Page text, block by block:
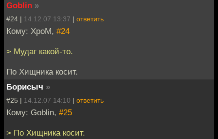
Goblin »
#24 | 14.12.07 13:37 | ответить
Кому: XpoM, #24
> Мудаг какой-то.
По Хищника косит.
Борисыч »
#25 | 14.12.07 14:10 | ответить
Кому: Goblin, #25
> По Хищника косит.